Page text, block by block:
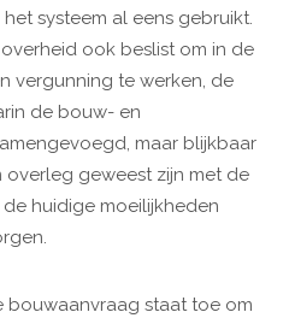
systeem al eens gebruikt.
ook beslist om in de
vergunning te werken, de
de bouw- en
maar blijkbaar
geweest zijn met de
huidige moeilijkheden
bouwaanvraag staat toe om